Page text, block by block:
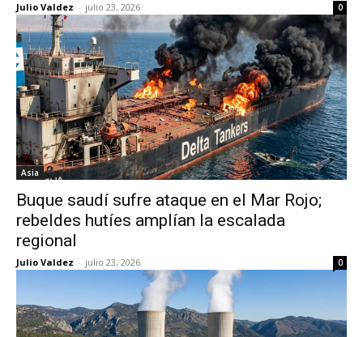
Julio Valdez - julio 23, 2026 0
Asia
Buque saudí sufre ataque en el Mar Rojo;
rebeldes hutíes amplían la escalada
regional
Julio Valdez - julio 23, 2026 0